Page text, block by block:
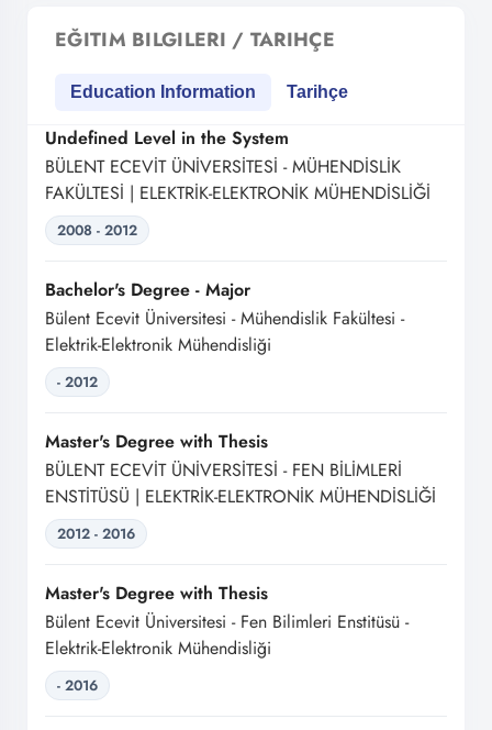
EĞITIM BILGILERI / TARIHÇE
Education Information Tarihçe
Undefined Level in the System
BÜLENT ECEVİT ÜNİVERSİTESİ - MÜHENDİSLİK
FAKÜLTESİ | ELEKTRİK-ELEKTRONİK MÜHENDİSLİĞİ
2008 - 2012
Bachelor's Degree - Major
Bülent Ecevit Üniversitesi - Mühendislik Fakültesi -
Elektrik-Elektronik Mühendisliği
- 2012
Master's Degree with Thesis
BÜLENT ECEVİT ÜNİVERSİTESİ - FEN BİLİMLERİ
ENSTİTÜSÜ | ELEKTRİK-ELEKTRONİK MÜHENDİSLİĞİ
2012 - 2016
Master's Degree with Thesis
Bülent Ecevit Üniversitesi - Fen Bilimleri Enstitüsü -
Elektrik-Elektronik Mühendisliği
- 2016